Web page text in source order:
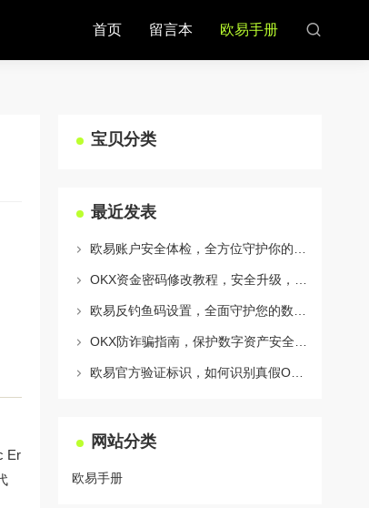
首页 留言本 欧易手册
Er
宝贝分类
最近发表
网站分类
欧易手册